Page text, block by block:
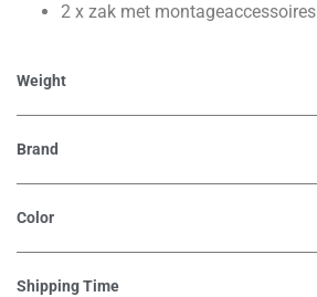
2 x zak met montageaccessoires
Weight
Brand
Color
Shipping Time